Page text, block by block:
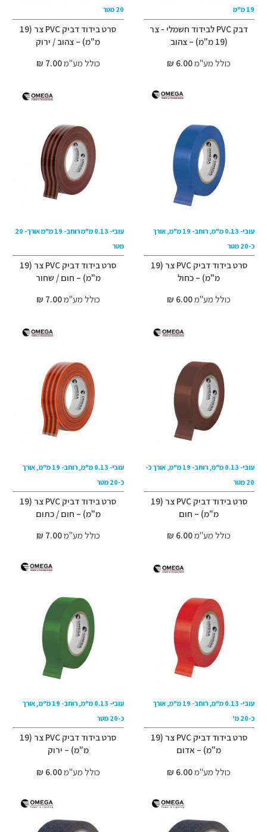
19 מ"מ
דבק PVC לבידוד חשמלי - צר
(19 מ"מ) – צהוב
כולל מע"מ6.00 ₪
20 מטר
סרט בידוד דביק PVC צר (19
מ"מ) – צהוב / ירוק
כולל מע"מ7.00 ₪
עובי- 0.13 מ"מ, רוחב- 19 מ"מ, אורך
כ-20 מטר
סרט בידוד דביק PVC צר (19
מ"מ) – כחול
כולל מע"מ6.00 ₪
עובי- 0.13 מ"מ רוחב- 19 מ"מ אורך- 20
מטר
סרט בידוד דביק PVC צר (19
מ"מ) – חום / שחור
כולל מע"מ7.00 ₪
עובי- 0.13 מ"מ, רוחב- 19 מ"מ, אורך כ-
20 מטר
סרט בידוד דביק PVC צר (19
מ"מ) – חום
כולל מע"מ6.00 ₪
עובי- 0.13 מ"מ, רוחב- 19 מ"מ, אורך
כ-20 מטר
סרט בידוד דביק PVC צר (19
מ"מ) – חום / כתום
כולל מע"מ7.00 ₪
עובי- 0.13 מ"מ, רוחב- 19 מ"מ, אורך
כ-20 מ'
סרט בידוד דביק PVC צר (19
מ"מ) – אדום
כולל מע"מ6.00 ₪
עובי- 0.13 מ"מ, רוחב- 19 מ"מ, אורך
כ-20 מטר
סרט בידוד דביק PVC צר (19
מ"מ) – ירוק
כולל מע"מ6.00 ₪